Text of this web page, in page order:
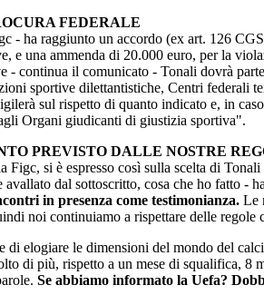
FEDERALE
- ha raggiunto un accordo (ex art. 126
e una ammenda di 20.000 euro, per la
- continua il comunicato - Tonali dovrà
sportive dilettantistiche, Centri federali
sul rispetto di quanto indicato e, in
Organi giudicanti di giustizia sportiva".
PREVISTO DALLE NOSTRE
Figc, si è espresso così sulla scelta di
avallato dal sottoscritto, cosa che ho fatto
in presenza come testimonianza. Le
noi continuiamo a rispettare delle regole
di elogiare le dimensioni del mondo del
di più, rispetto a un mese di squalifica,
Se abbiamo informato la Uefa?